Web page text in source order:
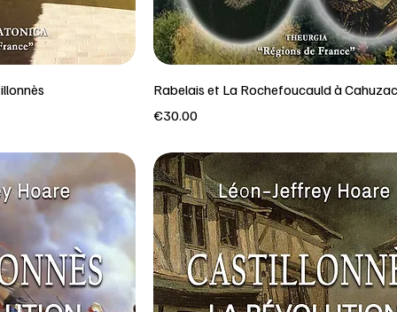
Rabelais et La Rochefoucauld à Cahuzac
Price
€30.00